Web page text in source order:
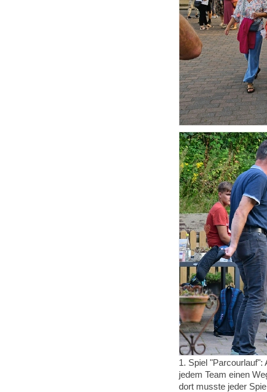
1. Spiel "Parcourlauf":
jedem Team einen
dort musste jeder